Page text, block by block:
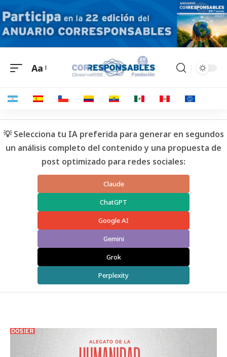
Aa
💡 Selecciona tu IA preferida para generar en segundos
un análisis completo del contenido y una propuesta de
post optimizado para redes sociales:
Claude
ChatGPT
Google AI
Gemini
Grok
Perplexity